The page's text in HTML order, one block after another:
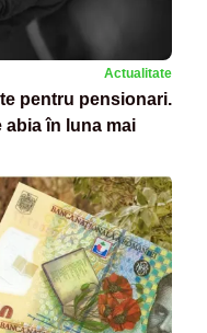
Actualitate
pentru pensionari.
în luna mai